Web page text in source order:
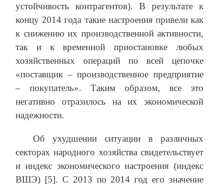
устойчивость контрагентов). В результате к
концу 2014 года такие настроения привели как
к снижению их производственной активности,
так и к временной приостановке любых
хозяйственных операций по всей цепочке
«поставщик – производственное предприятие
– покупатель». Таким образом, все это
негативно отразилось на их экономической
надежности.
Об ухудшении ситуации в различных
секторах народного хозяйства свидетельствует
и индекс экономического настроения (индекс
ВШЭ) [5]. С 2013 по 2014 год его значение